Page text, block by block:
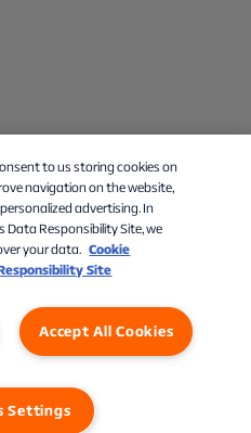
to us storing cookies on
navigation on the website,
advertising. In
Data Responsibility Site, we
your data. Cookie
Site
Accept All Cookies
Settings